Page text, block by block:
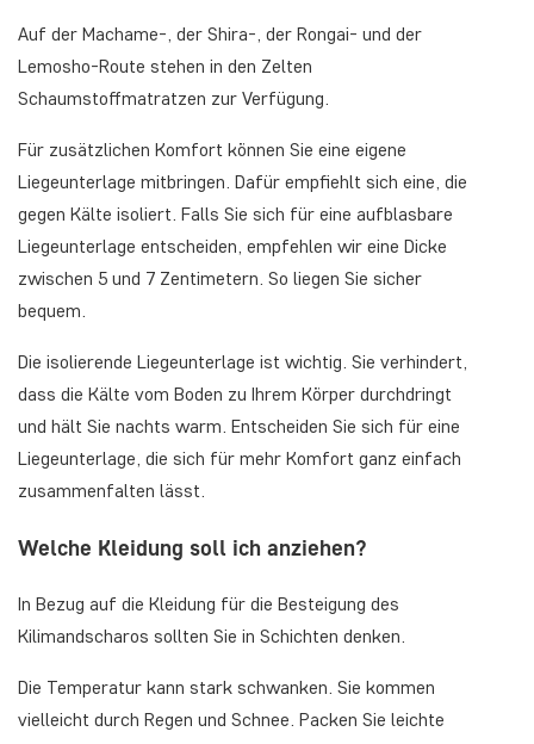
Auf der Machame-, der Shira-, der Rongai- und der
Lemosho-Route stehen in den Zelten
Schaumstoffmatratzen zur Verfügung.
Für zusätzlichen Komfort können Sie eine eigene
Liegeunterlage mitbringen. Dafür empfiehlt sich eine, die
gegen Kälte isoliert. Falls Sie sich für eine aufblasbare
Liegeunterlage entscheiden, empfehlen wir eine Dicke
zwischen 5 und 7 Zentimetern. So liegen Sie sicher
bequem.
Die isolierende Liegeunterlage ist wichtig. Sie verhindert,
dass die Kälte vom Boden zu Ihrem Körper durchdringt
und hält Sie nachts warm. Entscheiden Sie sich für eine
Liegeunterlage, die sich für mehr Komfort ganz einfach
zusammenfalten lässt.
Welche Kleidung soll ich anziehen?
In Bezug auf die Kleidung für die Besteigung des
Kilimandscharos sollten Sie in Schichten denken.
Die Temperatur kann stark schwanken. Sie kommen
vielleicht durch Regen und Schnee. Packen Sie leichte